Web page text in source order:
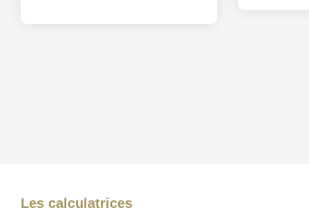
Les calculatrices